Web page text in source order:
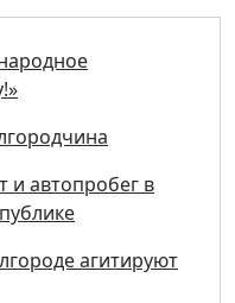
и автопробег в
агитируют